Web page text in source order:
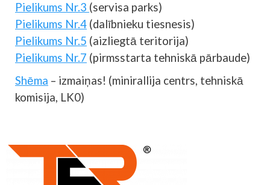
Pielikums Nr.3 (servisa parks)
Pielikums Nr.4 (dalībnieku tiesnesis)
Pielikums Nr.5 (aizliegtā teritorija)
Pielikums Nr.7 (pirmsstarta tehniskā pārbaude)
Shēma – izmaiņas! (minirallija centrs, tehniskā
komisija, LK0)